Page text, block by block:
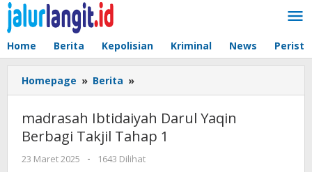
Lewati
konten
Home Berita Kepolisian Kriminal News
Homepage » Berita »
Ibtidaiyah
Yaqin
Berbagi
Takjil
madrasah Ibtidaiyah Darul Yaqin
Berbagi Takjil Tahap 1
23 Maret 2025
oleh
- 1643 Dilihat